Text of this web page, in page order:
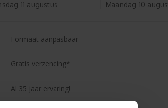
11 augustus
Maandag 10
Formaat aanpasbaar
Gratis verzending*
Al 35 jaar ervaring!